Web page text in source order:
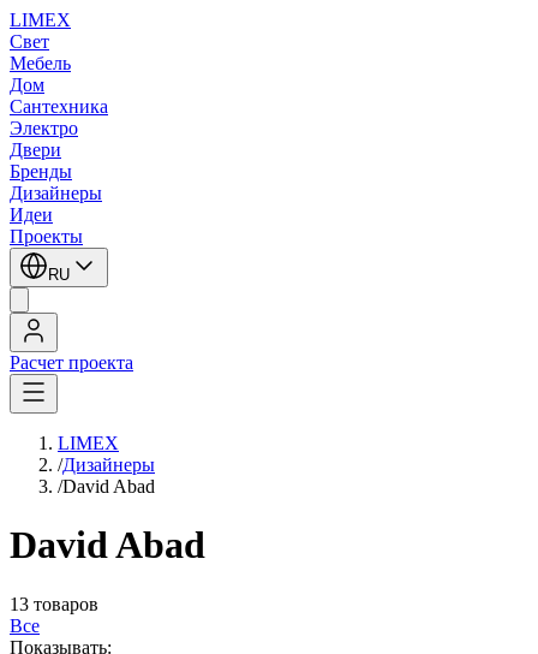
LIMEX
Свет
Мебель
Дом
Сантехника
Электро
Двери
Бренды
Дизайнеры
Идеи
Проекты
RU
Расчет проекта
LIMEX
/Дизайнеры
/David Abad
David Abad
13 товаров
Все
Показывать: